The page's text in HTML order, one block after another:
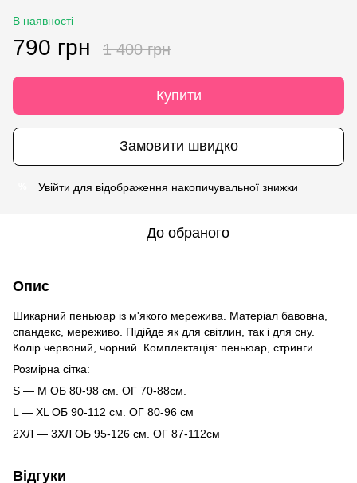
В наявності
790 грн 1 400 грн
Купити
Замовити швидко
Увійти для відображення накопичувальної знижки
До обраного
Опис
Шикарний пеньюар із м'якого мережива. Матеріал бавовна,
спандекс, мереживо. Підійде як для світлин, так і для сну.
Колір червоний, чорний. Комплектація: пеньюар, стринги.
Розмірна сітка:
S — М ОБ 80-98 см. ОГ 70-88см.
L — XL ОБ 90-112 см. ОГ 80-96 см
2ХЛ — 3ХЛ ОБ 95-126 см. ОГ 87-112см
Відгуки